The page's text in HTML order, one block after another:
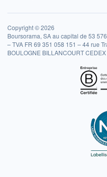
Copyright © 2026
Boursorama, SA au capital de 53
– TVA FR 69 351 058 151 – 44 rue
BOULOGNE BILLANCOURT CEDEX